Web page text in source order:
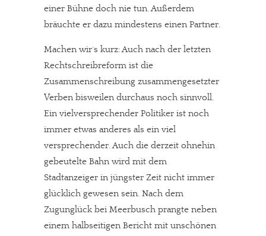
In eigener Sache
Dir gefällt unsere Arbeit?
stark zurückgegangen.
Solltest Du unsere unabhängige Berichterstattung schätzen,
kannst Du uns mit einer kleinen Spende unterstützen.
Paypal - danke@meinesuedstadt.de
einer Bühne doch nie tun. Außerdem
bräuchte er dazu mindestens einen Partner.
Machen wir´s kurz: Auch nach der letzten
Rechtschreibreform ist die
Zusammenschreibung zusammengesetzter
Verben bisweilen durchaus noch sinnvoll.
Ein vielversprechender Politiker ist noch
immer etwas anderes als ein viel
versprechender. Auch die derzeit ohnehin
gebeutelte Bahn wird mit dem
Stadtanzeiger in jüngster Zeit nicht immer
glücklich gewesen sein. Nach dem
Zugunglück bei Meerbusch prangte neben
einem halbseitigen Bericht mit unschönen